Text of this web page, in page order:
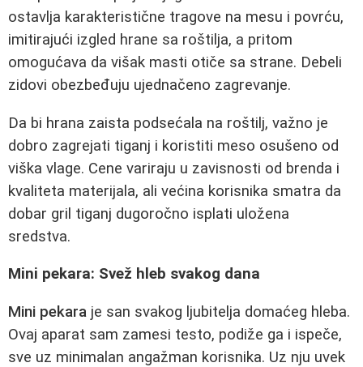
ostavlja karakteristične tragove na mesu i povrću,
imitirajući izgled hrane sa roštilja, a pritom
omogućava da višak masti otiče sa strane. Debeli
zidovi obezbeđuju ujednačeno zagrevanje.
Da bi hrana zaista podsećala na roštilj, važno je
dobro zagrejati tiganj i koristiti meso osušeno od
viška vlage. Cene variraju u zavisnosti od brenda i
kvaliteta materijala, ali većina korisnika smatra da
dobar gril tiganj dugoročno isplati uložena
sredstva.
Mini pekara: Svež hleb svakog dana
Mini pekara je san svakog ljubitelja domaćeg hleba.
Ovaj aparat sam zamesi testo, podiže ga i ispeče,
sve uz minimalan angažman korisnika. Uz nju uvek